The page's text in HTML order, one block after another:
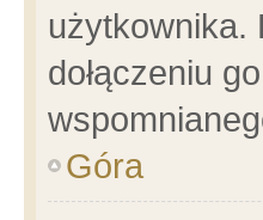
użytkownika.
dołączeniu
Góra